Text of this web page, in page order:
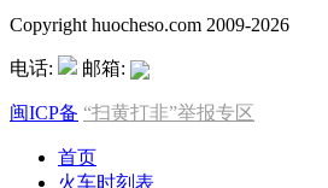
Copyright huocheso.com 2009-2026
电话: 邮箱:
闽ICP备 “扫黄打非”举报专区
首页
火车时刻表